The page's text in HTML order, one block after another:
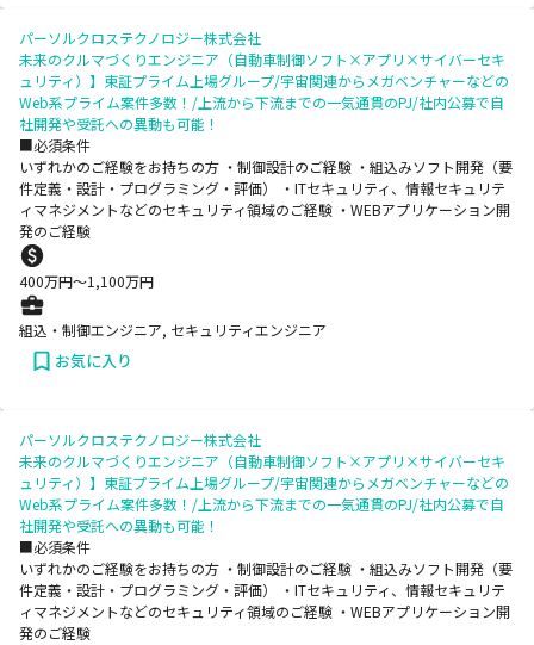
パーソルクロステクノロジー株式会社
未来のクルマづくりエンジニア（自動車制御ソフト×アプリ×サイバーセキ
ュリティ）】東証プライム上場グループ/宇宙関連からメガベンチャーなどの
Web系プライム案件多数！/上流から下流までの一気通貫のPJ/社内公募で自
社開発や受託への異動も可能！
■必須条件
いずれかのご経験をお持ちの方 ・制御設計のご経験 ・組込みソフト開発（要
件定義・設計・プログラミング・評価） ・ITセキュリティ、情報セキュリテ
ィマネジメントなどのセキュリティ領域のご経験 ・WEBアプリケーション開
発のご経験
400万円〜1,100万円
組込・制御エンジニア, セキュリティエンジニア
お気に入り
パーソルクロステクノロジー株式会社
未来のクルマづくりエンジニア（自動車制御ソフト×アプリ×サイバーセキ
ュリティ）】東証プライム上場グループ/宇宙関連からメガベンチャーなどの
Web系プライム案件多数！/上流から下流までの一気通貫のPJ/社内公募で自
社開発や受託への異動も可能！
■必須条件
いずれかのご経験をお持ちの方 ・制御設計のご経験 ・組込みソフト開発（要
件定義・設計・プログラミング・評価） ・ITセキュリティ、情報セキュリテ
ィマネジメントなどのセキュリティ領域のご経験 ・WEBアプリケーション開
発のご経験